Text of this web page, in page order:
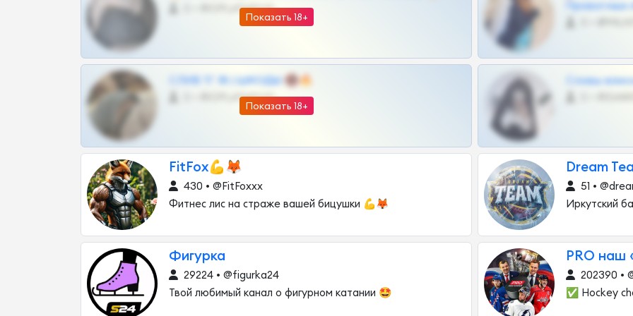
Показать 18+
@OPLATAPODPSK1BOT
Показать 18+
СЛИВ ТГ 18 | ШКОДЫ 🔞🔥
@OPLATAPODPSK1BOT
Сливы
FitFox💪🦊
430 • @FitFoxxx
Фитнес лис на страже вашей бицушки 💪🦊
Dream
51 •
Иркутский
Фигурка
29224 • @figurka24
Твой любимый канал о фигурном катании 🤩
PRO наш
202390 •
✅ Hockey